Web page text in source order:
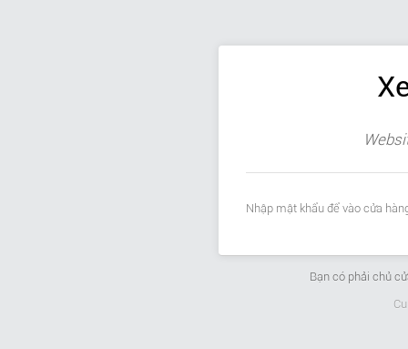
Nhập mật khẩu để vào cửa
Bạn có phải chủ